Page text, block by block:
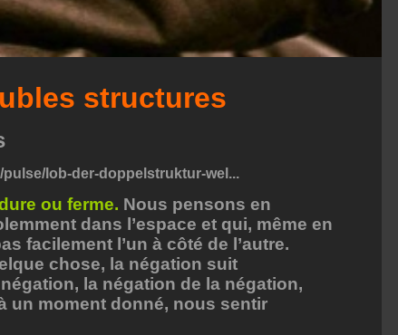
structures
lob-der-doppelstruktur-wel...
ou ferme. Nous pensons en
dans l’espace et qui, même en
facilement l’un à côté de l’autre.
chose, la négation suit
la négation de la négation,
un moment donné, nous sentir